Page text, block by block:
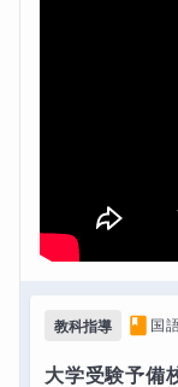
教科指導 国
大学受験予備